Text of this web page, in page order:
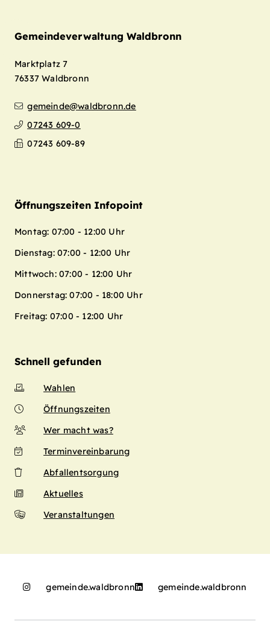
Gemeindeverwaltung Waldbronn
Marktplatz 7
76337 Waldbronn
gemeinde@waldbronn.de
07243 609-0
07243 609-89
Öffnungszeiten Infopoint
Montag: 07:00 - 12:00 Uhr
Dienstag: 07:00 - 12:00 Uhr
Mittwoch: 07:00 - 12:00 Uhr
Donnerstag: 07:00 - 18:00 Uhr
Freitag: 07:00 - 12:00 Uhr
Schnell gefunden
Wahlen
Öffnungszeiten
Wer macht was?
Terminvereinbarung
Abfallentsorgung
Aktuelles
Veranstaltungen
gemeinde.waldbronn gemeinde.waldbronn